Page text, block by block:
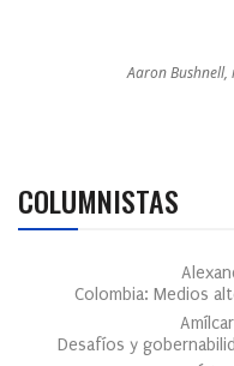
Aaron
COLUMNISTAS
Colombia: Medios
Desafíos y